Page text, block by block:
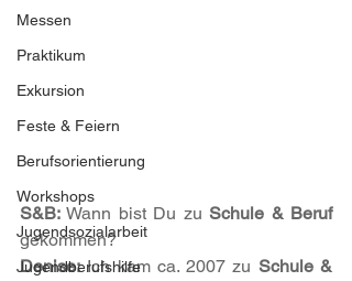
Messen
Praktikum
Exkursion
Feste & Feiern
Berufsorientierung
Workshops
Jugendsozialarbeit
Jugendberufshilfe
S&B: Wann bist Du zu Schule & Beruf
gekommen?
Denise: Ich kam ca. 2007 zu Schule &